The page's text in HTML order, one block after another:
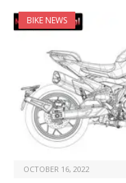
BIKE NEWS
OCTOBER 16, 2022